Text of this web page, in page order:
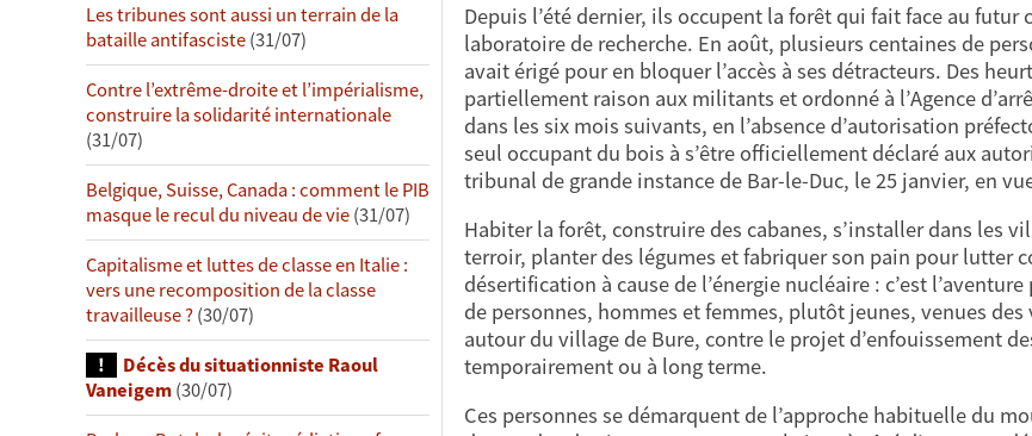
Les tribunes sont aussi un terrain de la
bataille antifasciste(31/07)
Contre l’extrême-droite et l’impérialisme,
construire la solidarité internationale
(31/07)
Belgique, Suisse, Canada : comment le PIB
masque le recul du niveau de vie(31/07)
Capitalisme et luttes de classe en Italie :
vers une recomposition de la classe
travailleuse ?(30/07)
Décès du situationniste Raoul
Vaneigem(30/07)
Depuis l’été dernier, ils occupent la forêt qui fait face au
laboratoire de recherche. En août, plusieurs centaines de
avait érigé pour en bloquer l’accès à ses détracteurs. Des
partiellement raison aux militants et ordonné à l’Agence
dans les six mois suivants, en l’absence d’autorisation
seul occupant du bois à s’être officiellement déclaré aux
tribunal de grande instance de Bar-le-Duc, le 25 janvier, en
Habiter la forêt, construire des cabanes, s’installer dans les
terroir, planter des légumes et fabriquer son pain pour lutter
désertification à cause de l’énergie nucléaire : c’est
de personnes, hommes et femmes, plutôt jeunes, venues
autour du village de Bure, contre le projet d’enfouissement
temporairement ou à long terme.
Ces personnes se démarquent de l’approche habituelle du